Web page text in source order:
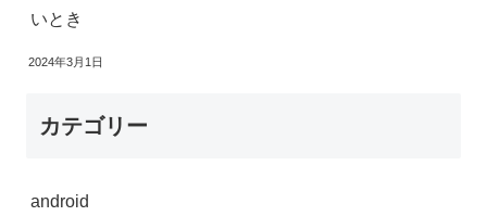
いとき
2024年3月1日
カテゴリー
android